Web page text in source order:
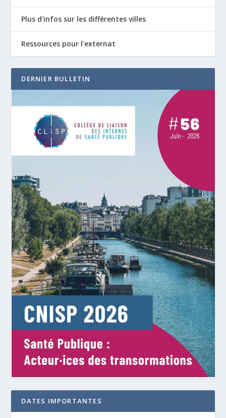
Plus d'infos sur les différentes villes
Ressources pour l'externat
DERNIER BULLETIN
DATES IMPORTANTES